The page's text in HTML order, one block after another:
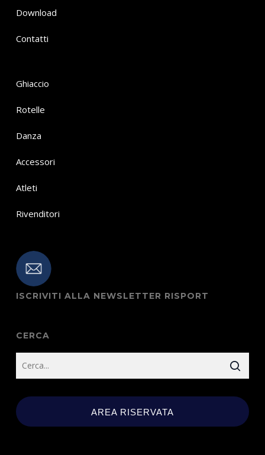
Download
Contatti
Ghiaccio
Rotelle
Danza
Accessori
Atleti
Rivenditori
ISCRIVITI ALLA NEWSLETTER RISPORT
CERCA
AREA RISERVATA